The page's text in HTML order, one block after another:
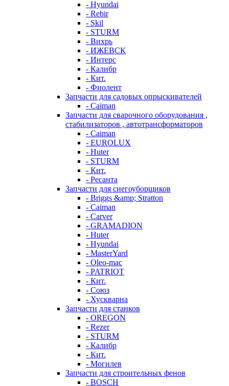
- Hyundai
- Rebir
- Skil
- STURM
- Вихрь
- ИЖЕВСК
- Интерс
- Калибр
- Кит.
- Фиолент
Запчасти для садовых опрыскивателей
- Caiman
Запчасти для сварочного оборудования ,
стабилизаторов , автотрансформаторов
- Caiman
- EUROLUX
- Huter
- STURM
- Кит.
- Ресанта
Запчасти для снегоуборщиков
- Briggs &amp; Stratton
- Caiman
- Carver
- GRAMADION
- Huter
- Hyundai
- MasterYard
- Oleo-mac
- PATRIOT
- Кит.
- Союз
- Хускварна
Запчасти для станков
- OREGON
- Rezer
- STURM
- Калибр
- Кит.
- Могилев
Запчасти для строительных фенов
- BOSCH